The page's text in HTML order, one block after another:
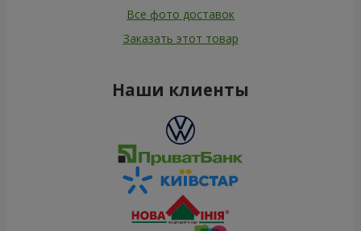
Все фото доставок
Заказать этот товар
Наши клиенты